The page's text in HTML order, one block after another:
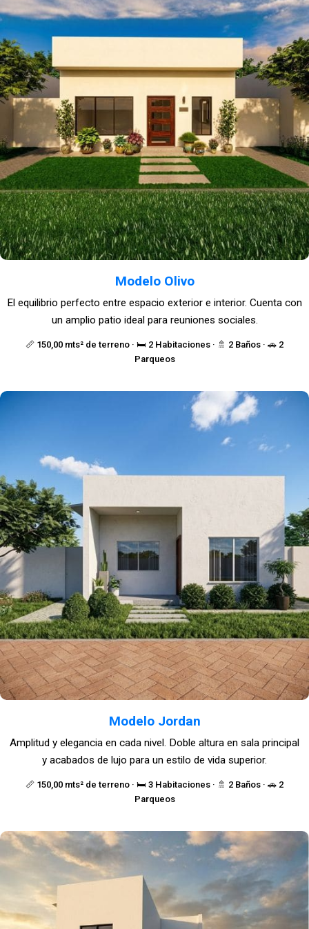
Modelo Olivo
📏 150,00 mts² de terreno · 🛏️ 2 Habitaciones · 🚿 2 Baños · 🚗 2
Parqueos
El equilibrio perfecto entre espacio exterior e interior. Cuenta con
un amplio patio ideal para reuniones sociales.
Modelo Jordan
📏 150,00 mts² de terreno · 🛏️ 3 Habitaciones · 🚿 2 Baños · 🚗 2
Parqueos
Amplitud y elegancia en cada nivel. Doble altura en sala principal
y acabados de lujo para un estilo de vida superior.